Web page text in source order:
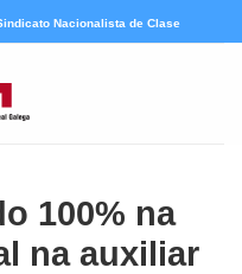
Nacionalista de Clase
100% na
na auxiliar